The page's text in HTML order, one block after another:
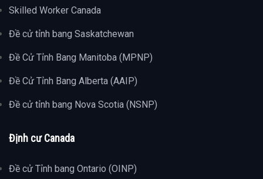
Skilled Worker Canada
Đề cử tỉnh bang Saskatchewan
Đề Cử Tỉnh Bang Manitoba (MPNP)
Đề Cử Tỉnh Bang Alberta (AAIP)
Đề cử tỉnh bang Nova Scotia (NSNP)
Định cư Canada
Đề cử Tỉnh bang Ontario (OINP)